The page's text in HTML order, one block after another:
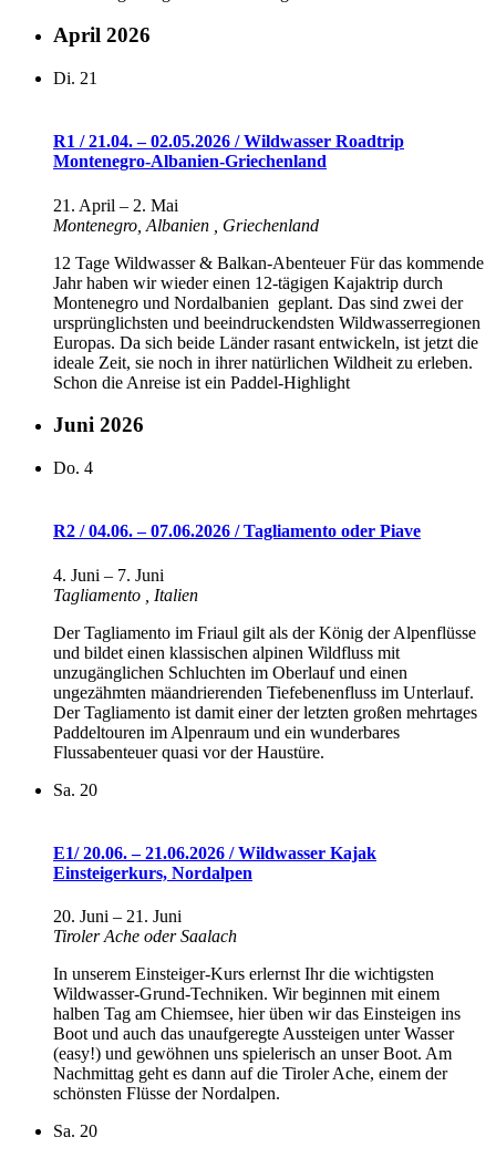
April 2026
Di. 21
R1 / 21.04. – 02.05.2026 / Wildwasser Roadtrip
Montenegro-Albanien-Griechenland
21. April – 2. Mai
Montenegro, Albanien
, Griechenland
12 Tage Wildwasser & Balkan-Abenteuer Für das kommende
Jahr haben wir wieder einen 12-tägigen Kajaktrip durch
Montenegro und Nordalbanien geplant. Das sind zwei der
ursprünglichsten und beeindruckendsten Wildwasserregionen
Europas. Da sich beide Länder rasant entwickeln, ist jetzt die
ideale Zeit, sie noch in ihrer natürlichen Wildheit zu erleben.
Schon die Anreise ist ein Paddel-Highlight
Juni 2026
Do. 4
R2 / 04.06. – 07.06.2026 / Tagliamento oder Piave
4. Juni – 7. Juni
Tagliamento
, Italien
Der Tagliamento im Friaul gilt als der König der Alpenflüsse
und bildet einen klassischen alpinen Wildfluss mit
unzugänglichen Schluchten im Oberlauf und einen
ungezähmten mäandrierenden Tiefebenenfluss im Unterlauf.
Der Tagliamento ist damit einer der letzten großen mehrtages
Paddeltouren im Alpenraum und ein wunderbares
Flussabenteuer quasi vor der Haustüre.
Sa. 20
E1/ 20.06. – 21.06.2026 / Wildwasser Kajak
Einsteigerkurs, Nordalpen
20. Juni – 21. Juni
Tiroler Ache oder Saalach
In unserem Einsteiger-Kurs erlernst Ihr die wichtigsten
Wildwasser-Grund-Techniken. Wir beginnen mit einem
halben Tag am Chiemsee, hier üben wir das Einsteigen ins
Boot und auch das unaufgeregte Aussteigen unter Wasser
(easy!) und gewöhnen uns spielerisch an unser Boot. Am
Nachmittag geht es dann auf die Tiroler Ache, einem der
schönsten Flüsse der Nordalpen.
Sa. 20